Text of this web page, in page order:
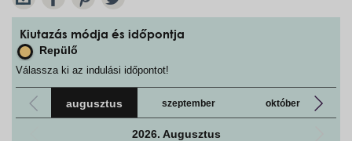
Kiutazás módja és időpontja
Repülő
Válassza ki az indulási időpontot!
augusztus szeptember október
2026. Augusztus